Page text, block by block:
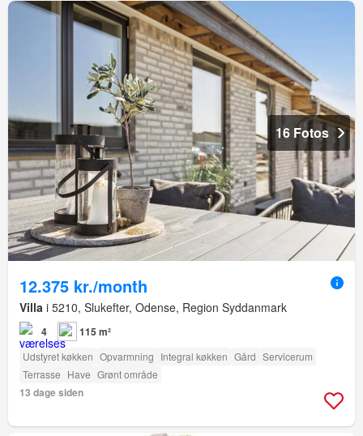
16 Fotos
12.375 kr./month
Villa i 5210, Slukefter, Odense, Region Syddanmark
4 115 m²
Udstyret køkken Opvarmning Integral køkken Gård Servicerum
Terrasse Have Grønt område
13 dage siden